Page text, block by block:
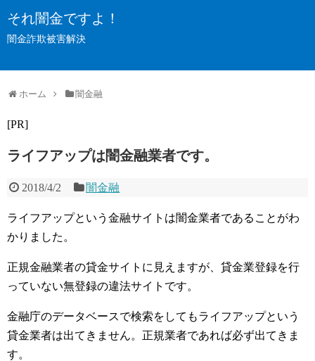
それ闇金ですよ！
闇金詐欺被害解決
ホーム 闇金融
[PR]
ライフアップは闇金融業者です。
2018/4/2 闇金融
ライフアップという金融サイトは闇金業者であることがわ
かりました。
正規金融業者の貸金サイトに見えますが、貸金業登録を行
っていない無登録の違法サイトです。
金融庁のデータベースで検索をしてもライフアップという
貸金業者は出てきません。正規業者であれば必ず出てきま
す。